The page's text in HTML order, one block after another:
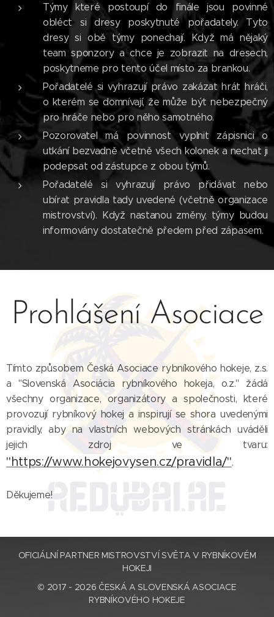
Týmy které postoupí do finále jsou povinné
obléct si dresy poskytnuté pořadately. Tyto
dresy si obě týmy ponechají. Když má nějaký
team sponzory a chce je zobrazit na dresech,
poskytneme pro tento účel místo za brankou.
Pořadatelé si vyhrazují právo zakázat hrát hráči,
o kterém se domnívají, že může být nebezpečný
pro hráče nebo pro něho samotného.
Pozorovatel má povinnost vyplnit zápisnici o
utkání bezvadně včetně všech kolonek a nechat ji
podepsat od zástupce z obou týmů.
Pořadatelé si vyhrazují právo přidávat nebo
ubírat pravidla tady uvedené (včetně organizace
mistrovství). Když nastanou změny, týmy budou
informovány dostatečně předem před zápasem.
Prohlášení Asociace
Tímto způsobem Česká Asociace rybníkového hokeje, z.s.
a "Slovenská Asociácia rybníkového hokeja, o.z." žádá
všechny organizace, organizátory a společnosti, které
provozují rybníkový hokej a inspirují se shora uvedenými
pravidly, aby na vlastních webových stránkách uváděli
jejich zdroj ve tvaru:
"https://www.hokejovysen.cz/pravidla/".
Děkujeme!
OFICIÁLNÍ PARTNER MISTROVSTVÍ SVĚTA V RYBNÍKOVÉM
HOKEJI
© 2017 - 2026 ČESKÁ A SLOVENSKÁ ASOCIACE
RYBNÍKOVÉHO HOKEJE